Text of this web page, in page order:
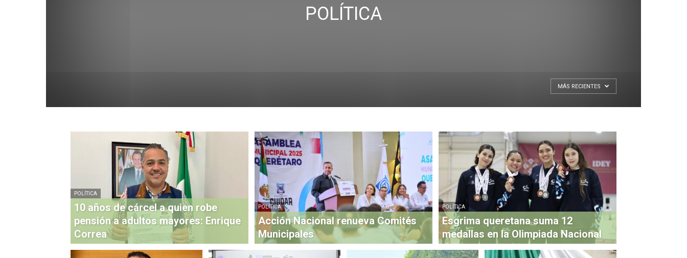
POLÍTICA
MÁS RECIENTES
POLÍTICA
10 años de cárcel a quien robe
pensión a adultos mayores: Enrique
Correa
POLÍTICA
Acción Nacional renueva Comités
Municipales
POLÍTICA
Esgrima queretana suma 12
medallas en la Olimpiada Nacional